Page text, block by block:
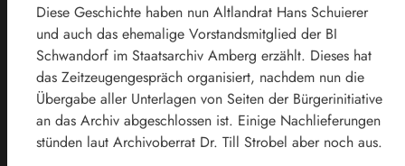
Diese Geschichte haben nun Altlandrat Hans Schuierer
und auch das ehemalige Vorstandsmitglied der BI
Schwandorf im Staatsarchiv Amberg erzählt. Dieses hat
das Zeitzeugengespräch organisiert, nachdem nun die
Übergabe aller Unterlagen von Seiten der Bürgerinitiative
an das Archiv abgeschlossen ist. Einige Nachlieferungen
stünden laut Archivoberrat Dr. Till Strobel aber noch aus.